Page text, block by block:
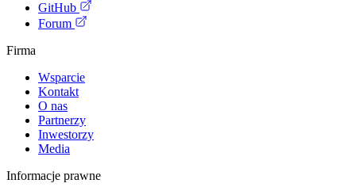
GitHub
Forum
Firma
Wsparcie
Kontakt
O nas
Partnerzy
Inwestorzy
Media
Informacje prawne